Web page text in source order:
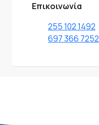
Επικοινωνία
255 102 1492
697 366 7252